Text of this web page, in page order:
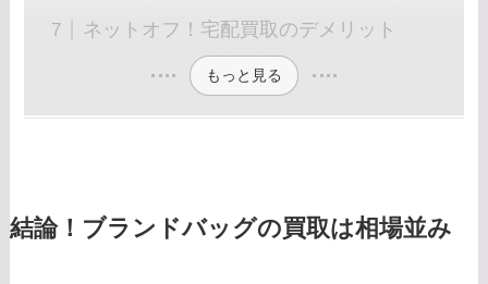
ネットオフ！宅配買取のデメリット
もっと見る
結論！ブランドバッグの買取は相場並み